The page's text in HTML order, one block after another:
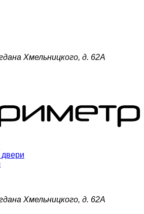
Хмельницкого, д. 62А
Хмельницкого, д. 62А